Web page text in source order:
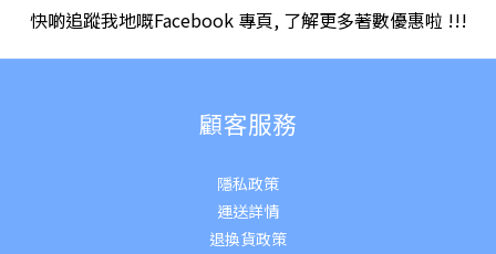
快啲追蹤我地嘅Facebook 專頁, 了解更多著數優惠啦 !!!
顧客服務
隱私政策
運送詳情
退換貨政策